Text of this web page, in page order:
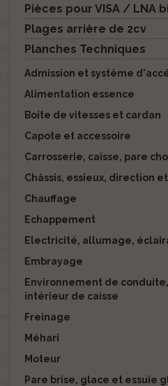
Pièces pour VISA / LNA
Plages arrière de 2cv
Planches Techniques
Admission et système
Alimentation essence
Boite de vitesses et cardan
Capote et accessoire
Carrosserie, caisse, pare
Châssis, essieux, direction
Chauffage
Echappement
Electricité, allumage,
Embrayage
Environnement de
intérieur de caisse
Freinage
Méhari
Moteur
Pare brise, glace et essuie